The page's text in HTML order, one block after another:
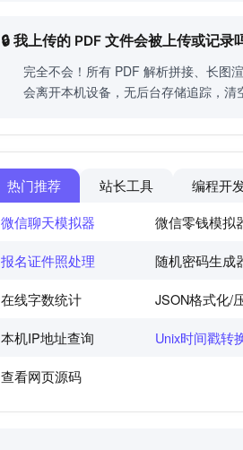
🔒 我上传的 PDF 文件会被上传或记录
完全不会！所有 PDF 解析拼接、长图
会离开本机设备，无后台存储追踪，清
热门推荐 站长工具 编程开
微信聊天模拟器
微信零钱模拟
报名证件照处理 随机密码生成
在线字数统计 JSON格式化/
本机IP地址查询 Unix时间戳转
查看网页源码